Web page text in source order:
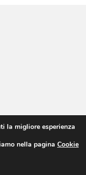
la migliore esperienza
nella pagina Cookie